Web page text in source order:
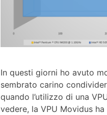
In questi giorni ho avuto
sembrato carino
quando l’utilizzo di una
vedere, la VPU Movidus